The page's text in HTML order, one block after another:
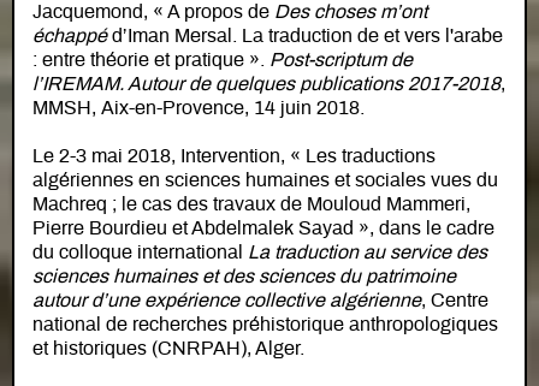
Jacquemond, « A propos de Des choses m’ont
échappéd’Iman Mersal. La traduction de et vers l'arabe
: entre théorie et pratique ». Post-scriptum de
l’IREMAM. Autour de quelques publications 2017-2018,
MMSH, Aix-en-Provence, 14 juin 2018.
Le 2-3 mai 2018, Intervention, « Les traductions
algériennes en sciences humaines et sociales vues du
Machreq ; le cas des travaux de Mouloud Mammeri,
Pierre Bourdieu et Abdelmalek Sayad », dans le cadre
du colloque international La traduction au service des
sciences humaines et des sciences du patrimoine
autour d’une expérience collective algérienne, Centre
national de recherches préhistorique anthropologiques
et historiques (CNRPAH), Alger.